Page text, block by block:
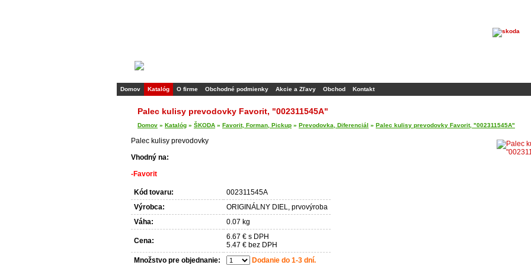
Domov Katalóg O firme Obchodné podmienky Akcie a Zľavy Obchod Kontakt
Palec kulisy prevodovky Favorit, "002311545A"
Domov » Katalóg » ŠKODA » Favorit, Forman, Pickup » Prevodovka, Diferenciál » Palec kulisy prevodovky Favorit, "002311545A"
Palec kulisy prevodovky
Vhodný na:
-Favorit
Kód tovaru:
002311545A
Výrobca:
ORIGINÁLNY DIEL, prvovýroba
Váha:
0.07 kg
Cena:
6.67 € s DPH
5.47 € bez DPH
Množstvo pre objednanie:
Dodanie do 1-3 dní.